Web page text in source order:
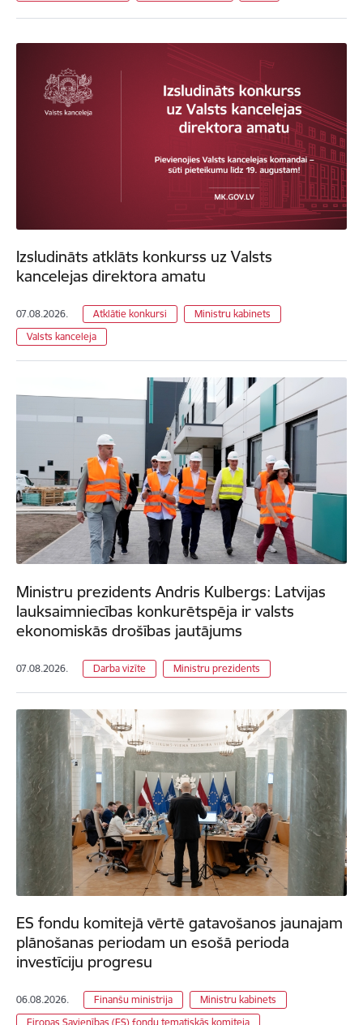
Izsludināts atklāts konkurss uz Valsts
kancelejas direktora amatu
07.08.2026. Atklātie konkursi
Ministru kabinets
Valsts kanceleja
Ministru prezidents Andris Kulbergs: Latvijas
lauksaimniecības konkurētspēja ir valsts
ekonomiskās drošības jautājums
07.08.2026. Darba vizīte Ministru prezidents
ES fondu komitejā vērtē gatavošanos jaunajam
plānošanas periodam un esošā perioda
investīciju progresu
06.08.2026. Finanšu ministrija
Ministru kabinets
Eiropas Savienības (ES) fondu tematiskās komiteja